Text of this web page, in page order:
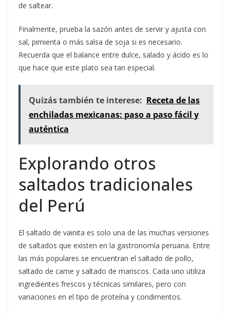
de saltear.
Finalmente, prueba la sazón antes de servir y ajusta con
sal, pimienta o más salsa de soja si es necesario.
Recuerda que el balance entre dulce, salado y ácido es lo
que hace que este plato sea tan especial.
Quizás también te interese: Receta de las
enchiladas mexicanas: paso a paso fácil y
auténtica
Explorando otros
saltados tradicionales
del Perú
El saltado de vainita es solo una de las muchas versiones
de saltados que existen en la gastronomía peruana. Entre
las más populares se encuentran el saltado de pollo,
saltado de carne y saltado de mariscos. Cada uno utiliza
ingredientes frescos y técnicas similares, pero con
variaciones en el tipo de proteína y condimentos.